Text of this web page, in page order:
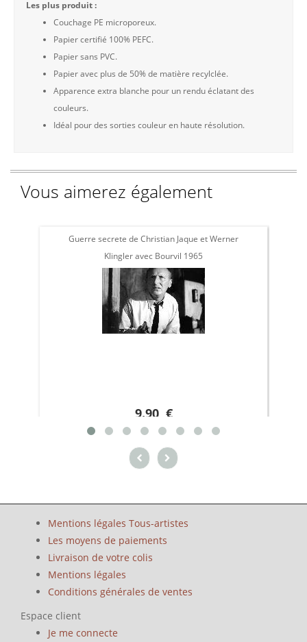
Les plus produit :
Couchage PE microporeux.
Papier certifié 100% PEFC.
Papier sans PVC.
Papier avec plus de 50% de matière recylclée.
Apparence extra blanche pour un rendu éclatant des
couleurs.
Idéal pour des sorties couleur en haute résolution.
Vous aimerez également
Guerre secrete de Christian Jaque et Werner
Klingler avec Bourvil 1965
9.90 €
Mentions légales Tous-artistes
Les moyens de paiements
Livraison de votre colis
Mentions légales
Conditions générales de ventes
Espace client
Je me connecte